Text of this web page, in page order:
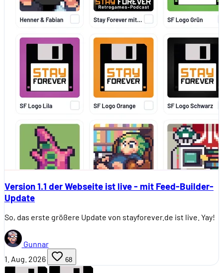
Version 1.1 der Webseite ist live - mit Feed-Builder-
Update
So, das erste größere Update von stayforever.de ist live. Yay!
Gunnar
1. Aug. 2026
68